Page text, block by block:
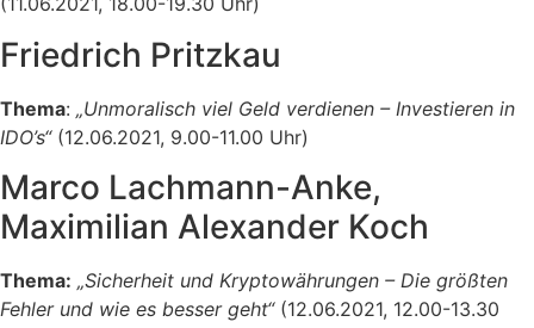
Friedrich Pritzkau
Thema: „Unmoralisch viel Geld verdienen – Investieren in
IDO’s“ (12.06.2021, 9.00-11.00 Uhr)
Marco Lachmann-Anke,
Maximilian Alexander Koch
Thema: „Sicherheit und Kryptowährungen – Die größten
Fehler und wie es besser geht“ (12.06.2021, 12.00-13.30